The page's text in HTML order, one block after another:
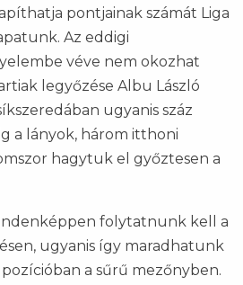
pontjainak számát Liga
Az eddigi
véve nem okozhat
legyőzése Albu László
ugyanis száz
a lányok, három itthoni
hagytuk el győztesen a
folytatnunk kell a
ugyanis így maradhatunk
a sűrű mezőnyben.